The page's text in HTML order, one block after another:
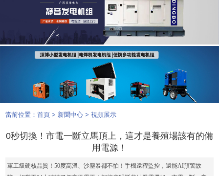
當前位置：首頁 > 新聞中心 >視頻展示
0秒切換！市電一斷立馬頂上，這才是養殖場該有的備
用電源！
軍工級硬核品質！50度高溫、沙塵暴都不怕！手機遠程監控，還能AI預警故